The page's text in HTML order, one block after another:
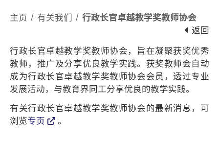
主页 有关我们
行政长官卓越教学奖教师协会
返回
行政长官卓越教学奖教师协会，旨在凝聚获奖优秀
教师，推广及分享优良教学实践。获奖教师会自动
成为行政长官卓越教学奖教师协会会员，透过专业
发展活动，与教育界同工分享优良的教学实践。
有关行政长官卓越教学奖教师协会的最新消息，可
浏览专页 。